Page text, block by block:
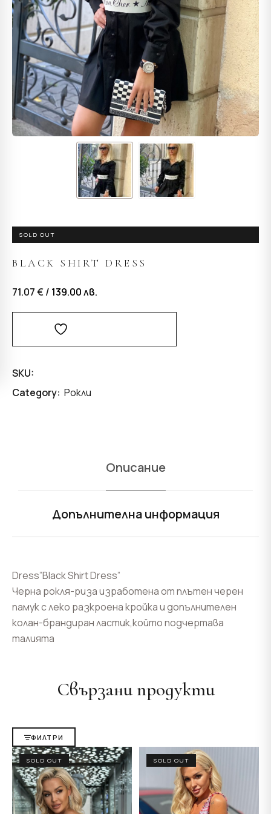
SOLD OUT
BLACK SHIRT DRESS
71.07 € / 139.00лв.
SKU:
Category: Рокли
Описание
Допълнителна информация
Dress”Black Shirt Dress”
Черна рокля-риза изработена от плътен черен
памук с леко разкроена кройка и допълнителен
колан-брандиран ластик,който подчертава
талията
Свързани продукти
ФИЛТРИ
SOLD OUT SOLD OUT